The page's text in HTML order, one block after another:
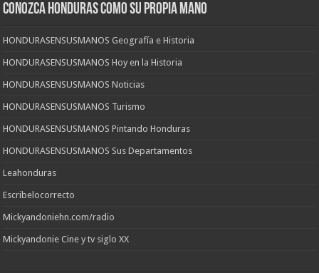
CONOZCA HONDURAS COMO SU PROPIA MANO
HONDURASENSUSMANOS Geografía e Historia
HONDURASENSUSMANOS Hoy en la Historia
HONDURASENSUSMANOS Noticias
HONDURASENSUSMANOS Turismo
HONDURASENSUSMANOS Pintando Honduras
HONDURASENSUSMANOS Sus Departamentos
Leahonduras
Escribelocorrecto
Mickyandoniehn.com/radio
Mickyandonie Cine y tv siglo XX